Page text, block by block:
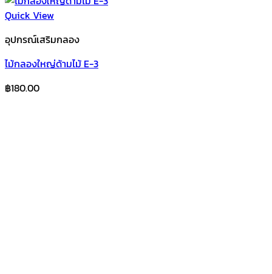
Quick View
อุปกรณ์เสริมกลอง
ไม้กลองใหญ่ด้ามไม้ E-3
฿180.00